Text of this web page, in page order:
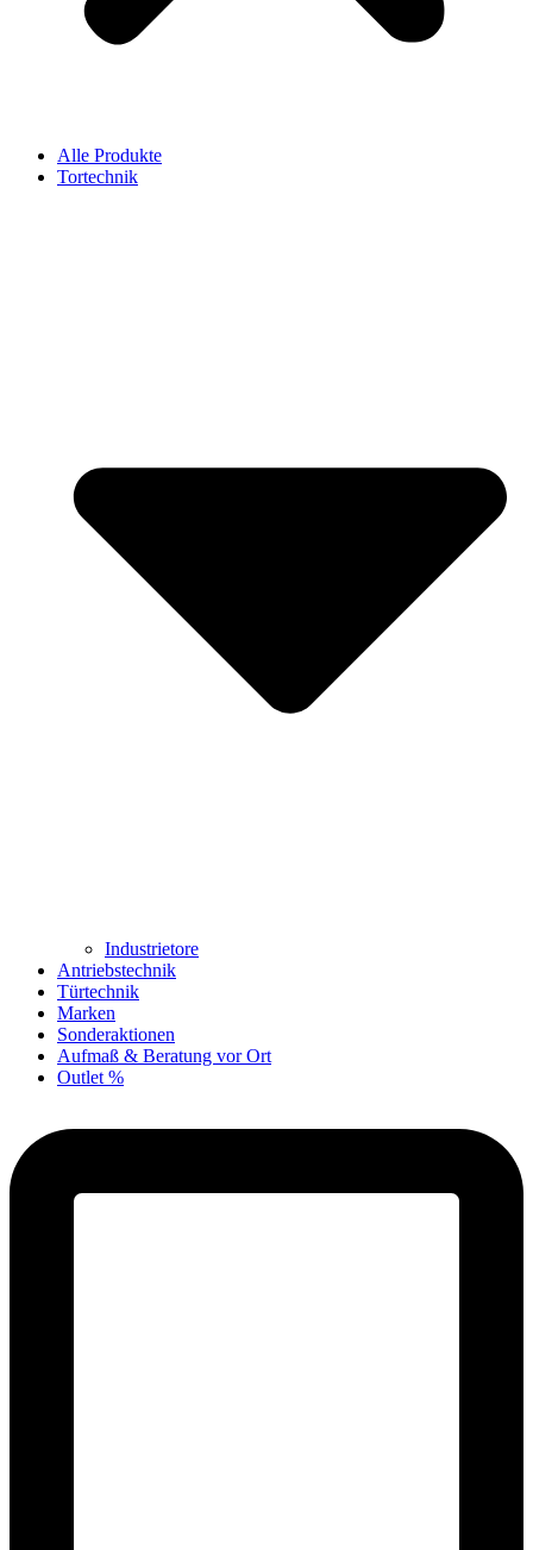
Alle Produkte
Tortechnik
Industrietore
Antriebstechnik
Türtechnik
Marken
Sonderaktionen
Aufmaß & Beratung vor Ort
Outlet %